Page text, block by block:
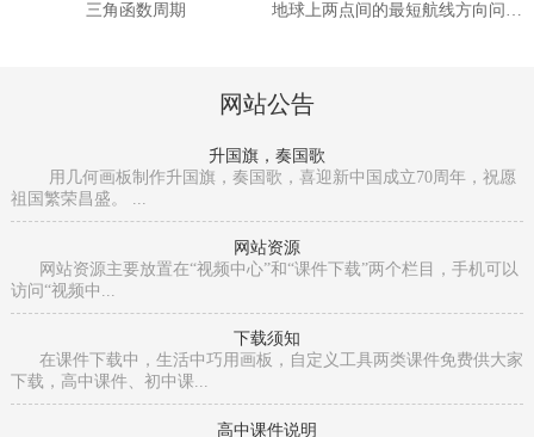
三角函数周期 地球上两点间的最短航线方向问题...
网站公告
升国旗，奏国歌
用几何画板制作升国旗，奏国歌，喜迎新中国成立70周年，祝愿
祖国繁荣昌盛。 ...
网站资源
网站资源主要放置在“视频中心”和“课件下载”两个栏目，手机可以
访问“视频中...
下载须知
在课件下载中，生活中巧用画板，自定义工具两类课件免费供大家
下载，高中课件、初中课...
高中课件说明